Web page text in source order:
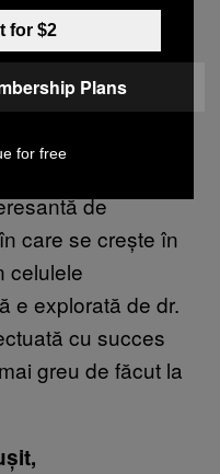
de
cerut asta, dar
în prezent. Se
de
care se crește în
celulele
e explorată de dr.
cu succes
greu de făcut la
for $2
Plans
for free